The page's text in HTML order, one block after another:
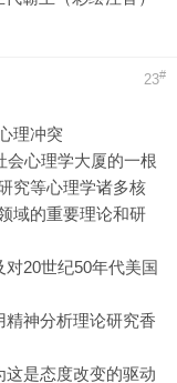
23#
理冲突
会心理学大厦的一根
究等心理学诸多核
域的重要理论和研
20世纪50年代美国
神分析理论研究香
是态度改变的驱动